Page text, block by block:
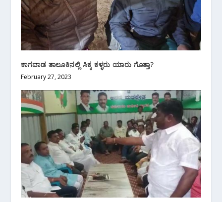
ಕಾಗವಾಡ ತಾಲೂಕಿನಲ್ಲಿ ಸಿಕ್ಕ ಕಳ್ಳರು ಯಾರು ಗೊತ್ತಾ?
February 27, 2023